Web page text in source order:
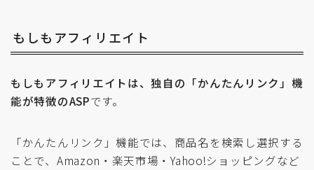
もしもアフィリエイト
もしもアフィリエイトは、独自の「かんたんリンク」機
能が特徴のASPです。
「かんたんリンク」機能では、商品名を検索し選択する
ことで、Amazon・楽天市場・Yahoo!ショッピングなど